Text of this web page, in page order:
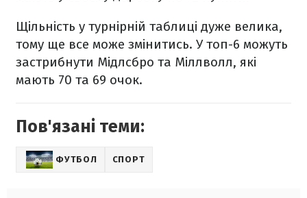
Щільність у турнірній таблиці дуже велика,
тому ще все може змінитись. У топ-6 можуть
застрибнути Мідлсбро та Міллволл, які
мають 70 та 69 очок.
Пов'язані теми:
ФУТБОЛ СПОРТ